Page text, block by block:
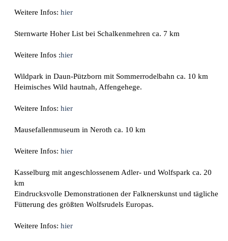
Weitere Infos: hier
Sternwarte Hoher List bei Schalkenmehren ca. 7 km
Weitere Infos :hier
Wildpark in Daun-Pützborn mit Sommerrodelbahn ca. 10 km
Heimisches Wild hautnah, Affengehege.
Weitere Infos: hier
Mausefallenmuseum in Neroth ca. 10 km
Weitere Infos: hier
Kasselburg mit angeschlossenem Adler- und Wolfspark ca. 20
km
Eindrucksvolle Demonstrationen der Falknerskunst und tägliche
Fütterung des größten Wolfsrudels Europas.
Weitere Infos: hier